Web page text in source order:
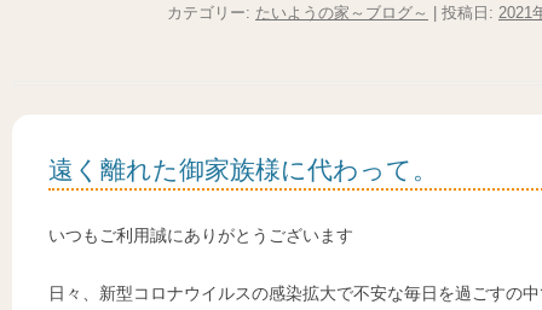
カテゴリー: たいようの家～ブログ～ | 投稿日: 2021
遠く離れた御家族様に代わって。
いつもご利用誠にありがとうございます
日々、新型コロナウイルスの感染拡大で不安な毎日を過ごすの